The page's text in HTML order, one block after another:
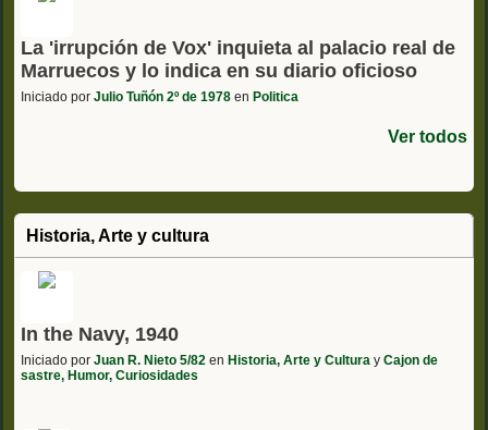
La 'irrupción de Vox' inquieta al palacio real de
Marruecos y lo indica en su diario oficioso
Iniciado por Julio Tuñón 2º de 1978 en Politica
Ver todos
Historia, Arte y cultura
In the Navy, 1940
Iniciado por Juan R. Nieto 5/82 en Historia, Arte y Cultura y Cajon de
sastre, Humor, Curiosidades